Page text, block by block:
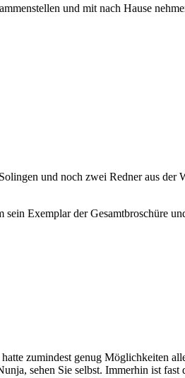
und mit nach Hause
und noch zwei Redner aus
Exemplar der Gesamtbroschüre
zumindest genug Möglichkeiten
sehen Sie selbst. Immerhin ist